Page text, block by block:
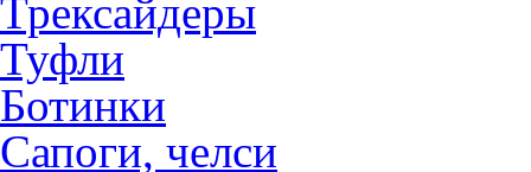
Трексайдеры
Туфли
Ботинки
Сапоги, челси